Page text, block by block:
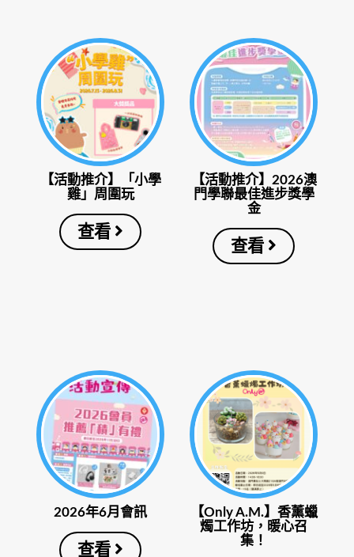
【活動推介】「小學
雞」周圍玩
查看
【活動推介】2026澳
門學聯最佳進步獎學
金
查看
2026年6月會訊
查看
【Only A.M.】香薰蠟
燭工作坊，暖心召
集！